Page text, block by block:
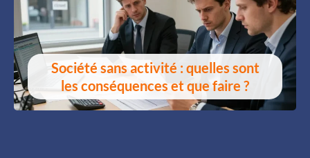
Société sans activité : quelles sont
les conséquences et que faire ?